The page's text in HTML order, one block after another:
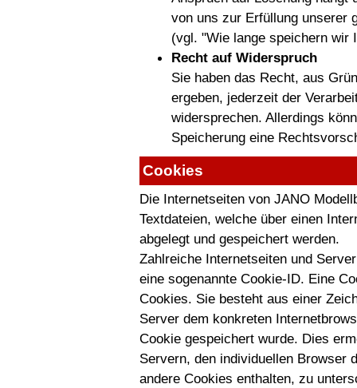
von uns zur Erfüllung unserer
(vgl. "Wie lange speichern wir
Recht auf Widerspruch
Sie haben das Recht, aus
ergeben, jederzeit der
widersprechen. Allerdings
Speicherung eine
Cookies
Die Internetseiten von JANO
Textdateien, welche über einen
abgelegt und gespeichert werden.
Zahlreiche Internetseiten und
eine sogenannte Cookie-ID. Eine
Cookies. Sie besteht aus einer
Server dem konkreten
Cookie gespeichert wurde. Dies
Servern, den individuellen Browser
andere Cookies enthalten, zu